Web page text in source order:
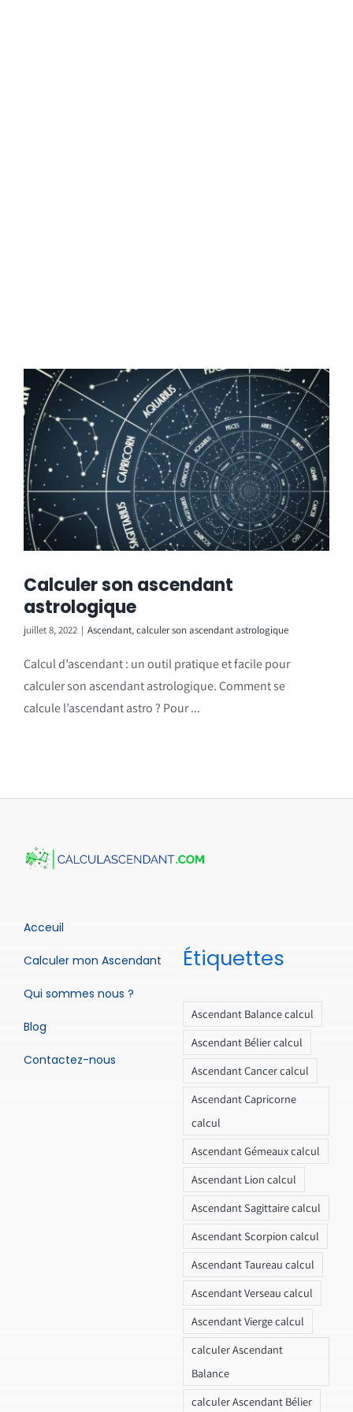
Calculer son ascendant
astrologique
juillet 8, 2022 | Ascendant,calculer son ascendant astrologique
Calcul d’ascendant : un outil pratique et facile pour
calculer son ascendant astrologique. Comment se
calcule l’ascendant astro ? Pour ...
Acceuil
Calculer mon Ascendant
Qui sommes nous ?
Blog
Contactez-nous
Étiquettes
Ascendant Balance calcul
Ascendant Bélier calcul
Ascendant Cancer calcul
Ascendant Capricorne
calcul
Ascendant Gémeaux calcul
Ascendant Lion calcul
Ascendant Sagittaire calcul
Ascendant Scorpion calcul
Ascendant Taureau calcul
Ascendant Verseau calcul
Ascendant Vierge calcul
calculer Ascendant
Balance
calculer Ascendant Bélier